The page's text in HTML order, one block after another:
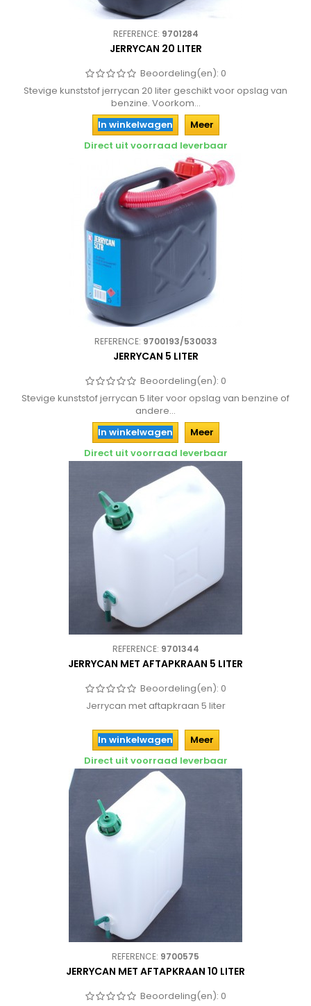
REFERENCE: 9701284
JERRYCAN 20 LITER
Beoordeling(en): 0
Stevige kunststof jerrycan 20 liter geschikt voor opslag van
benzine. Voorkom...
In winkelwagen
Meer
Direct uit voorraad leverbaar
REFERENCE: 9700193/530033
JERRYCAN 5 LITER
Beoordeling(en): 0
Stevige kunststof jerrycan 5 liter voor opslag van benzine of
andere...
In winkelwagen
Meer
Direct uit voorraad leverbaar
REFERENCE: 9701344
JERRYCAN MET AFTAPKRAAN 5 LITER
Beoordeling(en): 0
Jerrycan met aftapkraan 5 liter
In winkelwagen
Meer
Direct uit voorraad leverbaar
REFERENCE: 9700575
JERRYCAN MET AFTAPKRAAN 10 LITER
Beoordeling(en): 0